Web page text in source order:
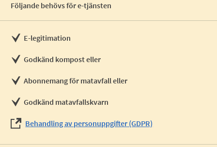
Följande behövs för e-tjänsten
E-legitimation
Godkänd kompost eller
Abonnemang för matavfall eller
Godkänd matavfallskvarn
Behandling av personuppgifter (GDPR)